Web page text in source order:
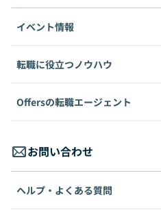
イベント情報
転職に役立つノウハウ
Offersの転職エージェント
お問い合わせ
ヘルプ・よくある質問